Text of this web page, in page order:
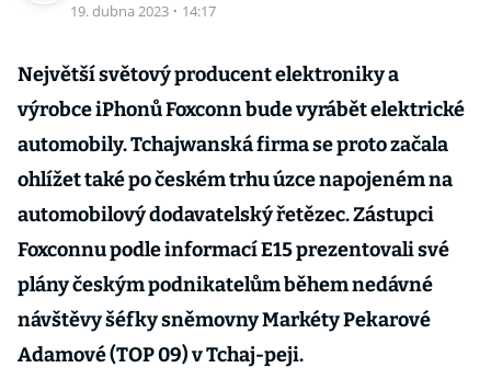
19. dubna 2023 · 14:17
Největší světový producent elektroniky a
výrobce iPhonů Foxconn bude vyrábět elektrické
automobily. Tchajwanská firma se proto začala
ohlížet také po českém trhu úzce napojeném na
automobilový dodavatelský řetězec. Zástupci
Foxconnu podle informací E15 prezentovali své
plány českým podnikatelům během nedávné
návštěvy šéfky sněmovny Markéty Pekarové
Adamové (TOP 09) v Tchaj-peji.